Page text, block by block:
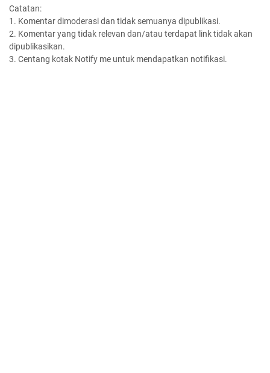
Catatan:
1. Komentar dimoderasi dan tidak semuanya dipublikasi.
2. Komentar yang tidak relevan dan/atau terdapat link tidak akan
dipublikasikan.
3. Centang kotak Notify me untuk mendapatkan notifikasi.